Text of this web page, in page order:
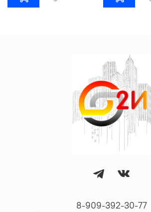
8-909-392-30-77